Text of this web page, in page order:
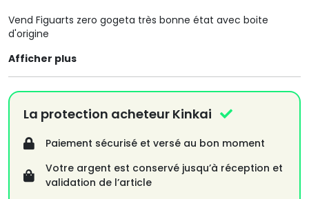
Vend Figuarts zero gogeta très bonne état avec boite
d'origine
Afficher plus
La protection acheteur Kinkai
Paiement sécurisé et versé au bon moment
Votre argent est conservé jusqu’à réception et
validation de l’article